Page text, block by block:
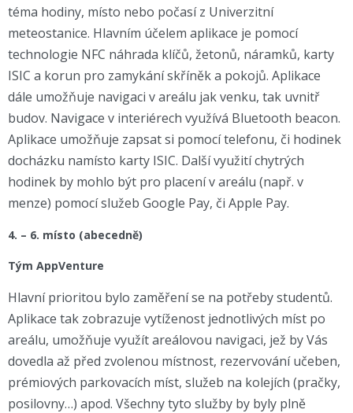
téma hodiny, místo nebo počasí z Univerzitní
meteostanice. Hlavním účelem aplikace je pomocí
technologie NFC náhrada klíčů, žetonů, náramků, karty
ISIC a korun pro zamykání skříněk a pokojů. Aplikace
dále umožňuje navigaci v areálu jak venku, tak uvnitř
budov. Navigace v interiérech využívá Bluetooth beacon.
Aplikace umožňuje zapsat si pomocí telefonu, či hodinek
docházku namísto karty ISIC. Další využití chytrých
hodinek by mohlo být pro placení v areálu (např. v
menze) pomocí služeb Google Pay, či Apple Pay.
4. – 6. místo (abecedně)
Tým AppVenture
Hlavní prioritou bylo zaměření se na potřeby studentů.
Aplikace tak zobrazuje vytíženost jednotlivých míst po
areálu, umožňuje využít areálovou navigaci, jež by Vás
dovedla až před zvolenou místnost, rezervování učeben,
prémiových parkovacích míst, služeb na kolejích (pračky,
posilovny…) apod. Všechny tyto služby by byly plně